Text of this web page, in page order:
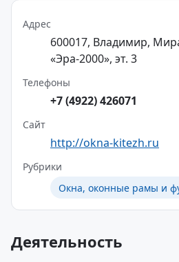
Адрес
600017, Владимир,
«Эра-2000», эт. 3
Телефоны
+7 (4922) 426071
Сайт
http://okna-kitezh.ru
Рубрики
Окна, оконные рамы и
Деятельность